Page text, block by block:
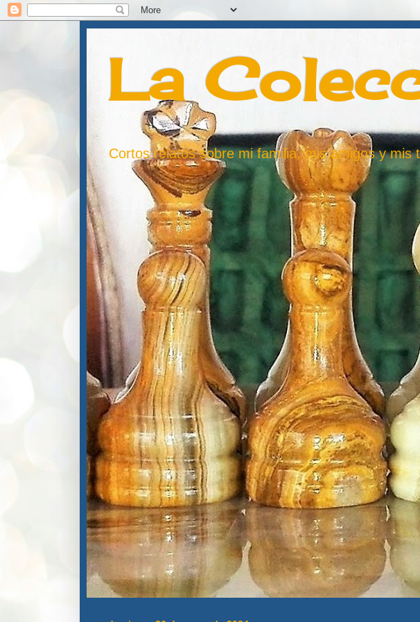
La
Cortos relatos sobre mi familia, mis amigos y mis